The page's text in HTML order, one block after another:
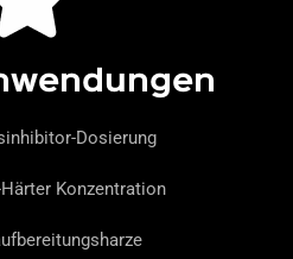
Dosierung
Konzentration